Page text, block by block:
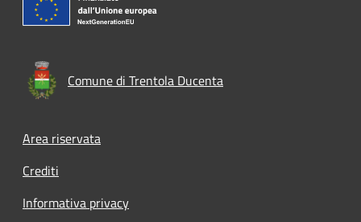
Comune di Trentola Ducenta
Footer menu
Area riservata
Crediti
Informativa privacy